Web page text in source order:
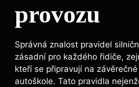
provozu
Správná znalost pravidel
zásadní pro každého řidiče,
kteří se připravují na
autoškole. Tato pravidla